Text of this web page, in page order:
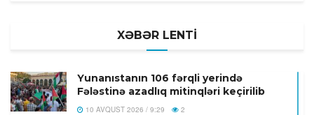
XƏBƏR LENTİ
Yunanıstanın 106 fərqli yerində
Fələstinə azadlıq mitinqləri keçirilib
10 AVQUST 2026 / 9:29 2